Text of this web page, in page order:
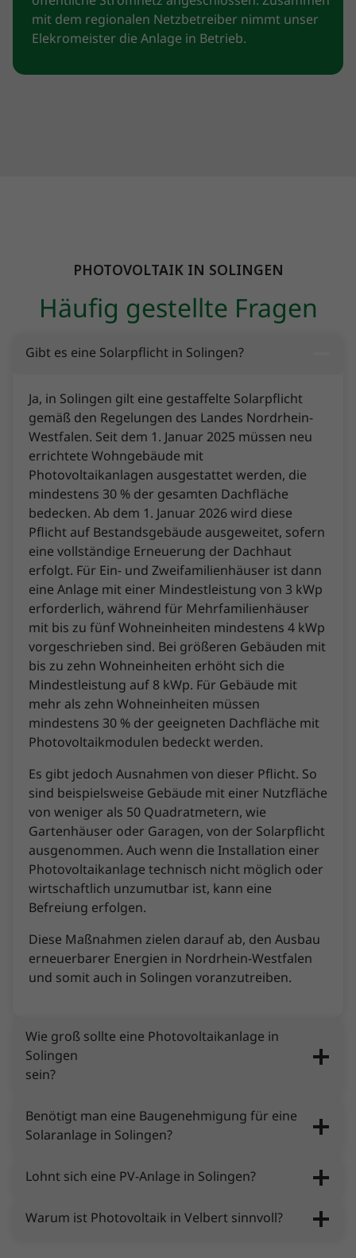
mit dem regionalen Netzbetreiber nimmt unser
Elekromeister die Anlage in Betrieb.
PHOTOVOLTAIK IN SOLINGEN
Häufig gestellte Fragen
Gibt es eine Solarpflicht in Solingen?
Ja, in Solingen gilt eine gestaffelte Solarpflicht
gemäß den Regelungen des Landes Nordrhein-
Westfalen. Seit dem 1. Januar 2025 müssen neu
errichtete Wohngebäude mit
Photovoltaikanlagen ausgestattet werden, die
mindestens 30 % der gesamten Dachfläche
bedecken. Ab dem 1. Januar 2026 wird diese
Pflicht auf Bestandsgebäude ausgeweitet, sofern
eine vollständige Erneuerung der Dachhaut
erfolgt. Für Ein- und Zweifamilienhäuser ist dann
eine Anlage mit einer Mindestleistung von 3 kWp
erforderlich, während für Mehrfamilienhäuser
mit bis zu fünf Wohneinheiten mindestens 4 kWp
vorgeschrieben sind. Bei größeren Gebäuden mit
bis zu zehn Wohneinheiten erhöht sich die
Mindestleistung auf 8 kWp. Für Gebäude mit
mehr als zehn Wohneinheiten müssen
mindestens 30 % der geeigneten Dachfläche mit
Photovoltaikmodulen bedeckt werden.
Es gibt jedoch Ausnahmen von dieser Pflicht. So
sind beispielsweise Gebäude mit einer Nutzfläche
von weniger als 50 Quadratmetern, wie
Gartenhäuser oder Garagen, von der Solarpflicht
ausgenommen. Auch wenn die Installation einer
Photovoltaikanlage technisch nicht möglich oder
wirtschaftlich unzumutbar ist, kann eine
Befreiung erfolgen.
Diese Maßnahmen zielen darauf ab, den Ausbau
erneuerbarer Energien in Nordrhein-Westfalen
und somit auch in Solingen voranzutreiben.
Wie groß sollte eine Photovoltaikanlage in
Solingen
sein?
Benötigt man eine Baugenehmigung für eine
Solaranlage in Solingen?
Lohnt sich eine PV-Anlage in Solingen?
Warum ist Photovoltaik in Velbert sinnvoll?